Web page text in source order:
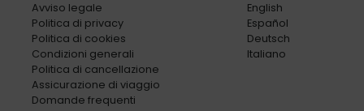
Avviso legale
Politica di privacy
Politica di cookies
Condizioni generali
Politica di cancellazione
Assicurazione di viaggio
Domande frequenti
English
Español
Deutsch
Italiano